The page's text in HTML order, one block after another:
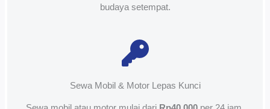
budaya setempat.
Sewa Mobil & Motor Lepas Kunci